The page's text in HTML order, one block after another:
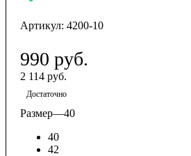
Артикул: 4200-10
990 руб.
2 114 руб.
Достаточно
Размер—40
40
42